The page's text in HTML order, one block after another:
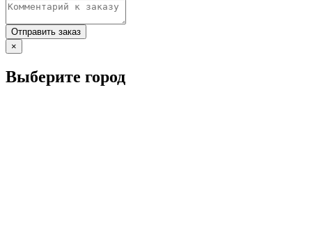
×
Выберите город